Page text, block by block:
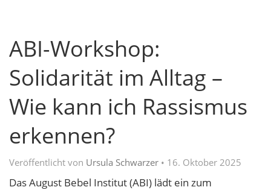
ABI-Workshop:
Solidarität im Alltag –
Wie kann ich Rassismus
erkennen?
Veröffentlicht von Ursula Schwarzer • 16. Oktober 2025
Das August Bebel Institut (ABI) lädt ein zum